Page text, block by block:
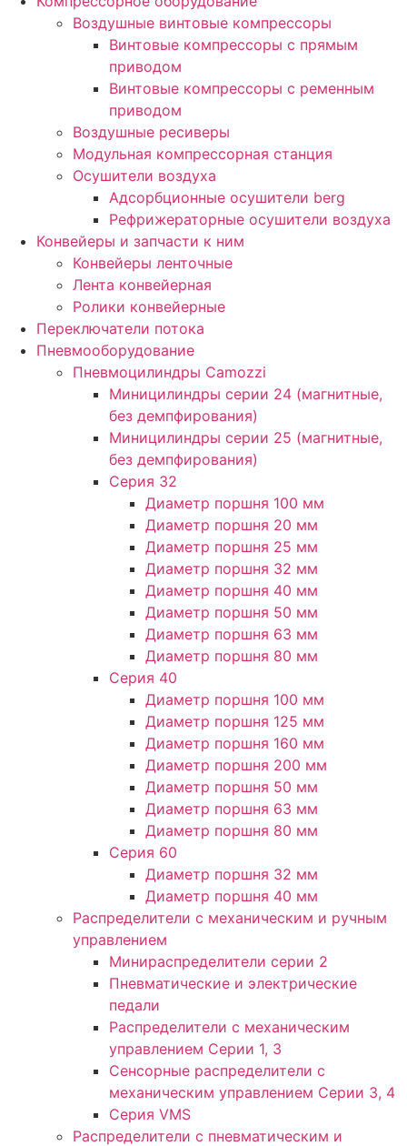
Воздушные винтовые компрессоры
Винтовые компрессоры с прямым
приводом
Винтовые компрессоры с ременным
приводом
Воздушные ресиверы
Модульная компрессорная станция
Осушители воздуха
Адсорбционные осушители berg
Рефрижераторные осушители воздуха
Конвейеры и запчасти к ним
Конвейеры ленточные
Лента конвейерная
Ролики конвейерные
Переключатели потока
Пневмооборудование
Пневмоцилиндры Camozzi
Миницилиндры серии 24 (магнитные,
без демпфирования)
Миницилиндры серии 25 (магнитные,
без демпфирования)
Серия 32
Диаметр поршня 100 мм
Диаметр поршня 20 мм
Диаметр поршня 25 мм
Диаметр поршня 32 мм
Диаметр поршня 40 мм
Диаметр поршня 50 мм
Диаметр поршня 63 мм
Диаметр поршня 80 мм
Серия 40
Диаметр поршня 100 мм
Диаметр поршня 125 мм
Диаметр поршня 160 мм
Диаметр поршня 200 мм
Диаметр поршня 50 мм
Диаметр поршня 63 мм
Диаметр поршня 80 мм
Серия 60
Диаметр поршня 32 мм
Диаметр поршня 40 мм
Распределители с механическим и ручным
управлением
Минираспределители серии 2
Пневматические и электрические
педали
Распределители с механическим
управлением Серии 1, 3
Сенсорные распределители с
механическим управлением Серии 3, 4
Серия VMS
Распределители с пневматическим и